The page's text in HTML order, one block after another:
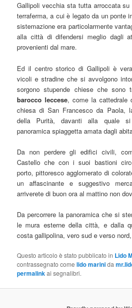
Gallipoli vecchia sta tutta arroccata
terraferma, a cui è legato da un ponte
sistemazione era particolarmente
alla città di difendersi meglio dagli
provenienti dal mare.
Ed il centro storico di Gallipoli è
vicoli e stradine che si avvolgono
sorgono stupende chiese che
barocco leccese, come la cattedrale
chiesa di San Francesco da Paola,
della Purità, davanti alla quale si
panoramica spiaggetta amata dagli
Da non perdere gli edifici civili,
Castello che con i suoi bastioni
porto, pittoresco agglomerato di
un affascinante e suggestivo
arriverete di buon ora al mattino non
Da percorrere la panoramica che si
le mura esterne della città, e dalla
costa gallipolina, vero sud e verso
Questo articolo è stato pubblicato in Lido
contrassegnato comelido marinida
permalinkai segnalibri.